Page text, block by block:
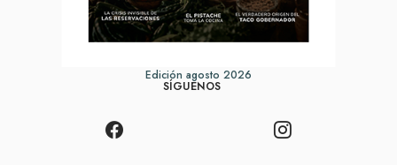
Edición agosto 2026
SÍGUENOS